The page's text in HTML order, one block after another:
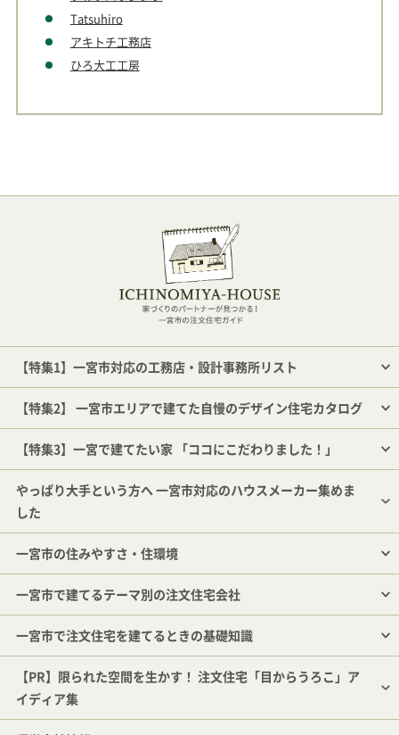
Tatsuhiro
アキトチ工務店
ひろ大工工房
【特集1】一宮市対応の工務店・設計事務所リスト
【特集2】 一宮市エリアで建てた自慢のデザイン住宅カタログ
【特集3】一宮で建てたい家 「ココにこだわりました！」
やっぱり大手という方へ 一宮市対応のハウスメーカー集めま
した
一宮市の住みやすさ・住環境
一宮市で建てるテーマ別の注文住宅会社
一宮市で注文住宅を建てるときの基礎知識
【PR】限られた空間を生かす！ 注文住宅「目からうろこ」ア
イディア集